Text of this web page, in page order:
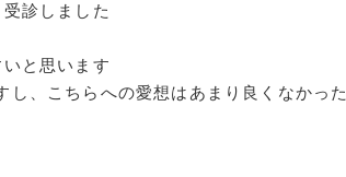
診しました
と思います
、こちらへの愛想はあまり良くなかった